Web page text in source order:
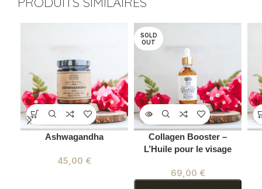
Ashwagandha
45,00 €
SOLD
OUT
Collagen Booster –
L’Huile pour le visage
69,00 €